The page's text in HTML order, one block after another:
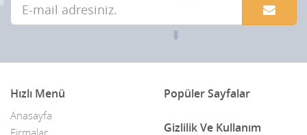
Hızlı Menü
Anasayfa
Popüler Sayfalar
Gizlilik Ve Kullanım